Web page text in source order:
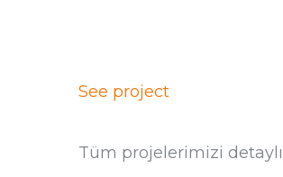
See project
Tüm projelerimizi